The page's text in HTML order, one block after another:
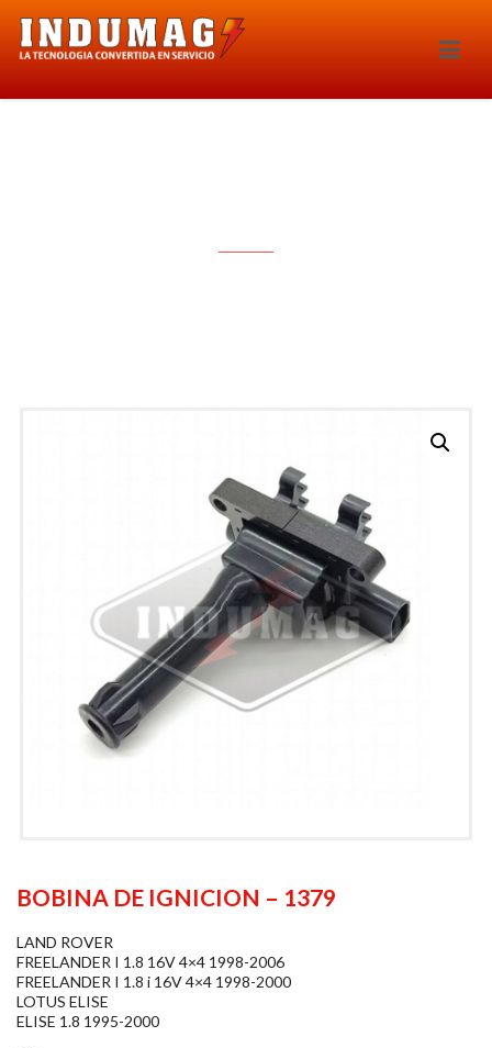
BOBINA DE IGNICION – 1379
LAND ROVER
FREELANDER I 1.8 16V 4×4 1998-2006
FREELANDER I 1.8 i 16V 4×4 1998-2000
LOTUS ELISE
ELISE 1.8 1995-2000